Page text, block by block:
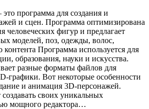
программа для создания и
и сцен. Программа оптимизирована
человеческих фигур и предлагает
моделей, поз, одежды, волос,
контента Программа используется для
образования, науки и искусства.
разные форматы файлов для
графики. Вот некоторые особенности
и анимация 3D-персонажей.
своих уникальных
мощного редактора…